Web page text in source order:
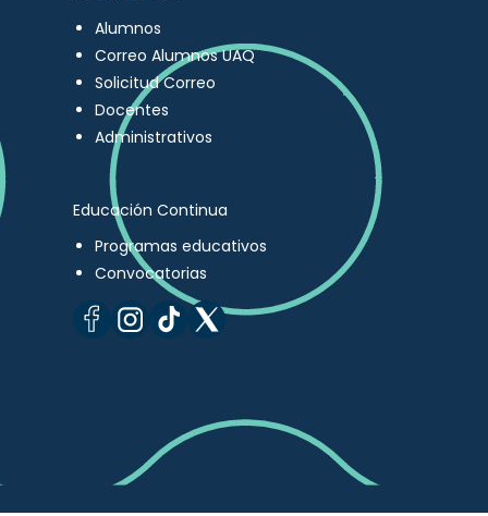
Alumnos
Correo Alumnos UAQ
Solicitud Correo
Docentes
Administrativos
Educación Continua
Programas educativos
Convocatorias